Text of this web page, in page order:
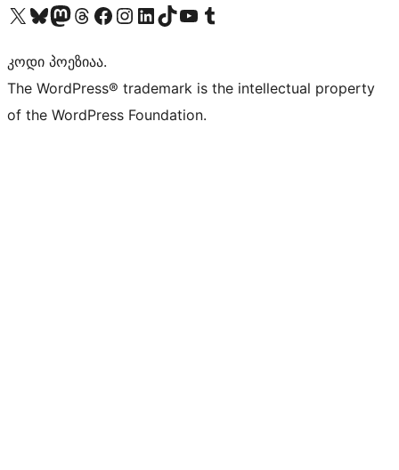
Visit our X (formerly Twitter) account
Visit our Bluesky account
Visit our Mastodon account
Visit our Threads account
Visit our Facebook page
Visit our Instagram account
Visit our LinkedIn account
Visit our TikTok account
Visit our YouTube channel
Visit our Tumblr account
კოდი პოეზიაა.
The WordPress® trademark is the intellectual property
of the WordPress Foundation.